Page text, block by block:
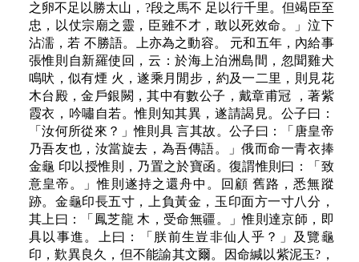
之卵不足以勝太山，?段之馬不 足以行千里。但竭臣至
忠，以仗宗廟之靈，臣雖不才，敢以死效命。」泣下
沾濡，若 不勝語。上亦為之動容。 元和五年，內給事
張惟則自新羅使回，云：於海上泊洲島間，忽聞雞犬
鳴吠，似有煙 火，遂乘月閒步，約及一二里，則見花
木台殿，金戶銀闕，其中有數公子，戴章甫冠 ，著紫
霞衣，吟嘯自若。惟則知其異，遂請謁見。公子曰：
「汝何所從來？」惟則具 言其故。公子曰：「唐皇帝
乃吾友也，汝當旋去，為吾傳語。」俄而命一青衣捧
金龜 印以授惟則，乃置之於寶函。復謂惟則曰：「致
意皇帝。」惟則遂持之還舟中。回顧 舊路，悉無蹤
跡。金龜印長五寸，上負黃金，玉印面方一寸八分，
其上曰：「鳳芝龍 木，受命無疆。」惟則達京師，即
具以事進。上曰：「朕前生豈非仙人乎？」及覽龜
印，歎異良久，但不能諭其文爾。因命緘以紫泥玉?，